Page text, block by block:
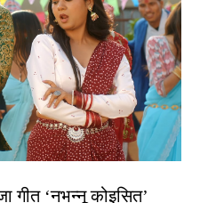
गीत ‘नभन्नू कोइसित’